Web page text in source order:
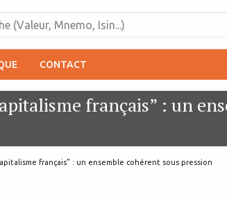
CONTACT
français” : un
français” : un ensemble cohérent sous pression